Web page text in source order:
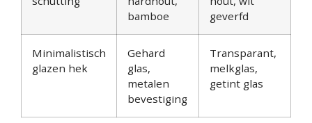
bamboe
geverfd
Minimalistisch
glazen hek
Gehard
glas,
metalen
bevestiging
Transparant,
melkglas,
getint glas